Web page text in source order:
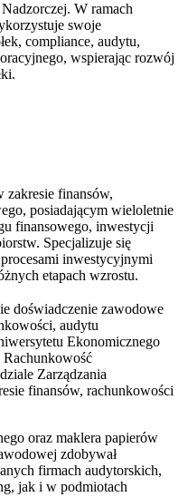
W ramach
swoje
compliance, audytu,
wspierając rozwój
zakresie finansów,
posiadającym wieloletnie
finansowego, inwestycji
Specjalizuje się
inwestycyjnymi
etapach wzrostu.
doświadczenie zawodowe
audytu
Ekonomicznego
Rachunkowość
Zarządzania
finansów, rachunkowości
oraz maklera papierów
zdobywał
firmach audytorskich,
jak i w podmiotach